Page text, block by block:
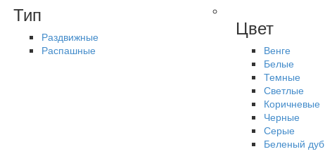
Тип
Раздвижные
Распашные
Цвет
Венге
Белые
Темные
Светлые
Коричневые
Черные
Серые
Беленый дуб